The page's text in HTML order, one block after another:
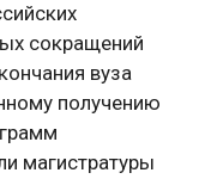
сокращений
вуза
получению
магистратуры